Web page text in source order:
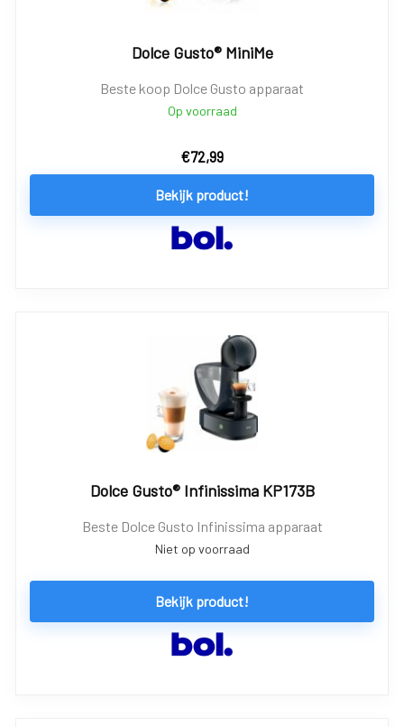
Dolce Gusto® MiniMe
Beste koop Dolce Gusto apparaat
Op voorraad
€72,99
Bekijk product!
Dolce Gusto® Infinissima KP173B
Beste Dolce Gusto Infinissima apparaat
Niet op voorraad
Bekijk product!